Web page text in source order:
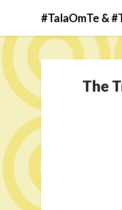
#TalaOmTe &
The